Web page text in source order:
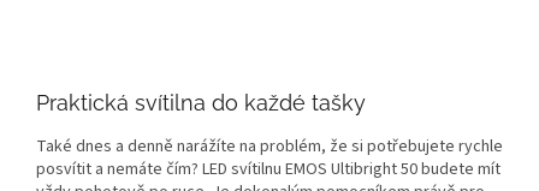
Praktická svítilna do každé tašky
Také dnes a denně narážíte na problém, že si potřebujete rychle
posvítit a nemáte čím? LED svítilnu EMOS Ultibright 50 budete mít